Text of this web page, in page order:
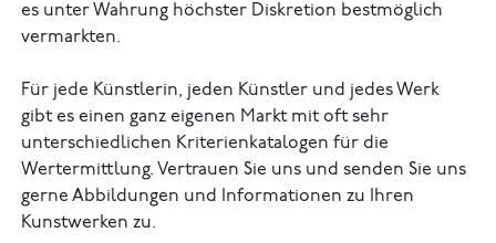
es unter Wahrung höchster Diskretion bestmöglich
vermarkten.
Für jede Künstlerin, jeden Künstler und jedes Werk
gibt es einen ganz eigenen Markt mit oft sehr
unterschiedlichen Kriterienkatalogen für die
Wertermittlung. Vertrauen Sie uns und senden Sie uns
gerne Abbildungen und Informationen zu Ihren
Kunstwerken zu.